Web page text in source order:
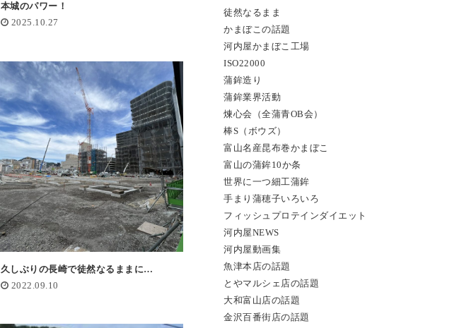
本城のパワー！
2025.10.27
久しぶりの長崎で徒然なるままに…
2022.09.10
徒然なるまま
かまぼこの話題
河内屋かまぼこ工場
ISO22000
蒲鉾造り
蒲鉾業界活動
煉心会（全蒲青OB会）
棒S（ボウズ）
富山名産昆布巻かまぼこ
富山の蒲鉾10か条
世界に一つ細工蒲鉾
手まり蒲穂子いろいろ
フィッシュプロテインダイエット
河内屋NEWS
河内屋動画集
魚津本店の話題
とやマルシェ店の話題
大和富山店の話題
金沢百番街店の話題